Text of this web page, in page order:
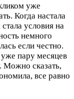
уже
Когда настала
условия на
немного
если честно.
пару месяцев
Можно сказать,
все равно